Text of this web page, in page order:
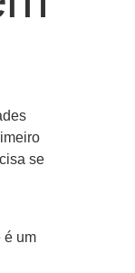
se
é um